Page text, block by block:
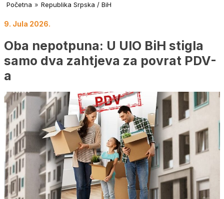
Početna » Republika Srpska / BiH
9. Jula 2026.
Oba nepotpuna: U UIO BiH stigla
samo dva zahtjeva za povrat PDV-
a